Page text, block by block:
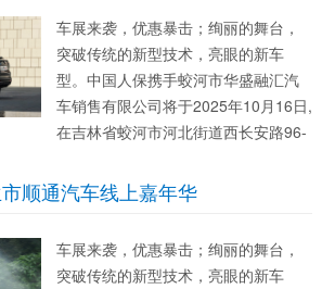
深...
车展来袭，优惠暴击；绚丽的舞台，
突破传统的新型技术，亮眼的新车
型。中国人保携手蛟河市华盛融汇汽
车销售有限公司将于2025年10月16日,
在吉林省蛟河市河北街道西长安路96-
活动。此次活动将开启车展新模式，
不一样的购车体验，更加贴心的服
顺通汽车线上嘉年华
车展来袭，优惠暴击；绚丽的舞台，
突破传统的新型技术，亮眼的新车